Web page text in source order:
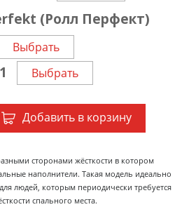
(Ролл Перфект)
Выбрать
1 Выбрать
Добавить в корзину
сторонами жёсткости в котором
наполнители. Такая модель идеально
людей, которым периодически требуется
спального места.